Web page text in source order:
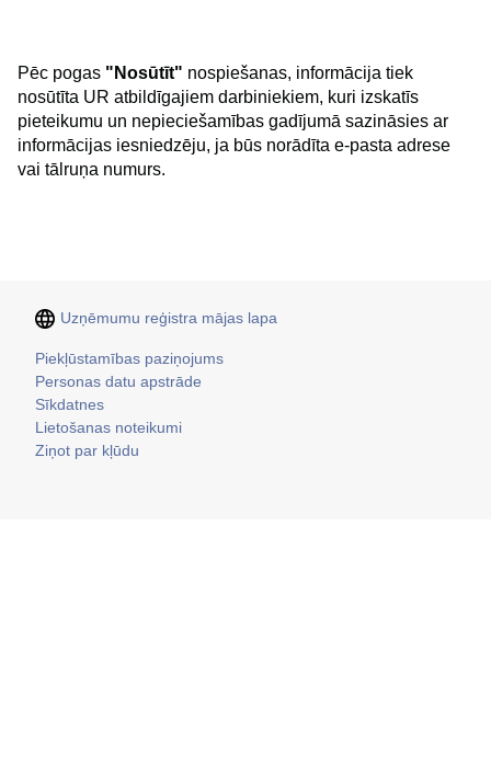
Pēc pogas "Nosūtīt" nospiešanas, informācija tiek
nosūtīta UR atbildīgajiem darbiniekiem, kuri izskatīs
pieteikumu un nepieciešamības gadījumā sazināsies ar
informācijas iesniedzēju, ja būs norādīta e-pasta adrese
vai tālruņa numurs.
Uzņēmumu reģistra mājas lapa
Kājene
Piekļūstamības paziņojums
Personas datu apstrāde
Sīkdatnes
Lietošanas noteikumi
Ziņot par kļūdu